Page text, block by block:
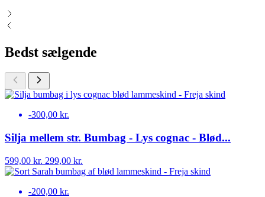
Bedst sælgende
-300,00 kr.
Silja mellem str. Bumbag - Lys cognac - Blød...
599,00 kr. 299,00 kr.
-200,00 kr.